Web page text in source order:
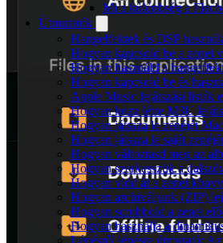
Mi a különbség a
Útmutatók
Hangeffektek és DSP
Hogyan kapcsold be a zenei
Hogyan használd a
Hogyan kapcsold be és
Apple Music lejátszási listák
Hogyan hozz létre M3U
Hogyan játssza le zenéjét
Hogyan játssza le saját
Hogyan változtasd meg az
Hogyan szerkesszük a
Hogyan vidd át a zenei
Hogyan archiváljunk (ZIP)
Hogyan scrobbold a zenei
Hogyan használja a
Lépésről lépésre útmutató: